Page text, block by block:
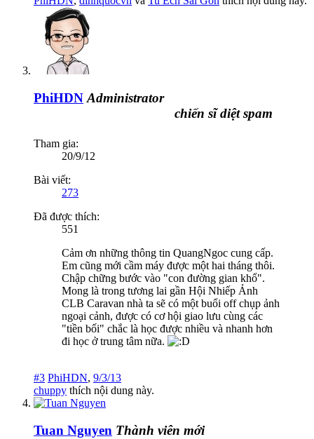
PhiHDN Administrator
chiến sĩ diệt spam
Tham gia:
20/9/12
Bài viết:
273
Đã được thích:
551
Cảm ơn những thông tin QuangNgoc cung cấp.
Em cũng mới cầm máy được một hai tháng thôi.
Chập chững bước vào "con đường gian khổ".
Mong là trong tương lai gần Hội Nhiếp Ảnh
CLB Caravan nhà ta sẽ có một buổi off chụp ảnh
ngoại cảnh, được có cơ hội giao lưu cùng các
"tiền bối" chắc là học được nhiều và nhanh hơn
đi học ở trung tâm nữa.
#3 PhiHDN, 9/3/13
chuppy thích nội dung này.
Tuan Nguyen Thành viên mới